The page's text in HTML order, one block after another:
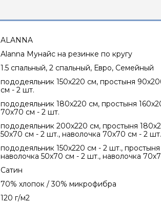
ALANNA
Alanna Мунайс на резинке по кругу
1.5 спальный, 2 спальный, Евро, Семейный
пододеяльник 150х220 см, простыня
см - 2 шт.
пододеяльник 180х220 см, простыня
70х70 см - 2 шт.
пододеяльник 200х220 см, простыня
50х70 см - 2 шт., наволочка 70х70 см - 2 шт.
пододеяльник 150х220 см - 2 шт.,
наволочка 50х70 см - 2 шт., наволочка
Сатин
70% хлопок / 30% микрофибра
120 г/м2